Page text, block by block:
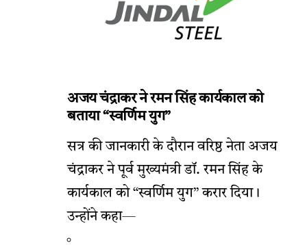
अजय चंद्राकर ने रमन सिंह कार्यकाल को
बताया “स्वर्णिम युग”
सत्र की जानकारी के दौरान वरिष्ठ नेता अजय
चंद्राकर ने पूर्व मुख्यमंत्री डॉ. रमन सिंह के
कार्यकाल को “स्वर्णिम युग” करार दिया।
उन्होंने कहा—